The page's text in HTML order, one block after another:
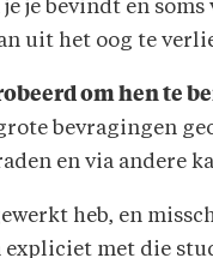
je bevindt en
uit het oog te
om hen te
bevragingen
en via andere
heb, en
expliciet met die